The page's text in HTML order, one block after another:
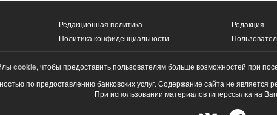
Редакционная политика
Политика конфиденциальности
Редакция
cookie, чтобы предоставить пользователям больше возможностей при
по предоставлению банковских услуг. Содержание сайта не
При использовании материалов гиперссылка на